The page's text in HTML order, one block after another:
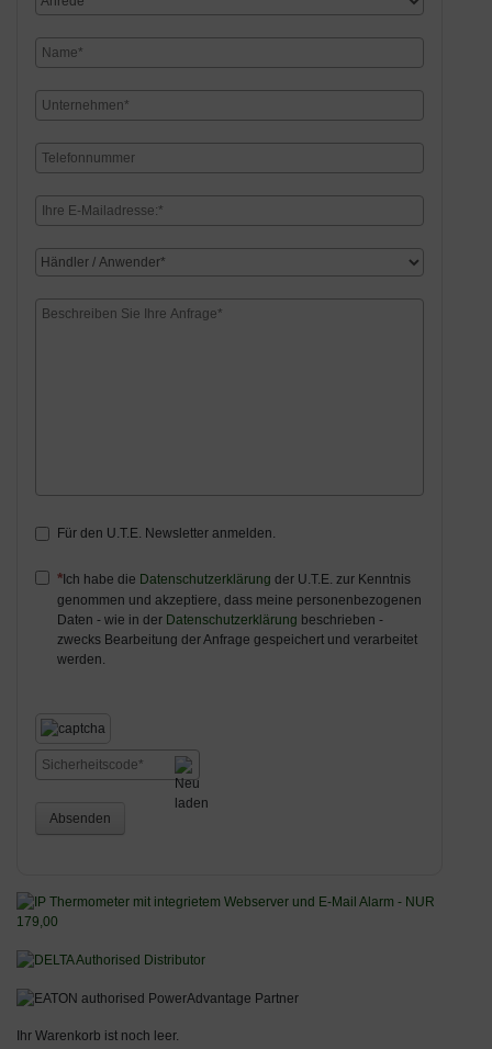
Für den U.T.E. Newsletter anmelden.
Ich habe die Datenschutzerklärung der U.T.E. zur Kenntnis
genommen und akzeptiere, dass meine personenbezogenen
Daten - wie in der Datenschutzerklärung beschrieben -
zwecks Bearbeitung der Anfrage gespeichert und verarbeitet
werden.
Absenden
Ihr Warenkorb ist noch leer.